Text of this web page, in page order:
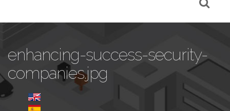
enhancing-success-security-
companies.jpg